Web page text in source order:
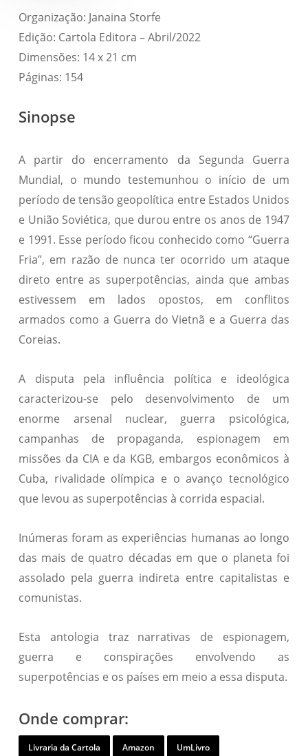
Organização: Janaina Storfe
Edição: Cartola Editora – Abril/2022
Dimensões: 14 x 21 cm
Páginas: 154
Sinopse
A partir do encerramento da Segunda Guerra
Mundial, o mundo testemunhou o início de um
período de tensão geopolítica entre Estados Unidos
e União Soviética, que durou entre os anos de 1947
e 1991. Esse período ficou conhecido como “Guerra
Fria”, em razão de nunca ter ocorrido um ataque
direto entre as superpotências, ainda que ambas
estivessem em lados opostos, em conflitos
armados como a Guerra do Vietnã e a Guerra das
Coreias.
A disputa pela influência política e ideológica
caracterizou-se pelo desenvolvimento de um
enorme arsenal nuclear, guerra psicológica,
campanhas de propaganda, espionagem em
missões da CIA e da KGB, embargos econômicos à
Cuba, rivalidade olímpica e o avanço tecnológico
que levou as superpotências à corrida espacial.
Inúmeras foram as experiências humanas ao longo
das mais de quatro décadas em que o planeta foi
assolado pela guerra indireta entre capitalistas e
comunistas.
Esta antologia traz narrativas de espionagem,
guerra e conspirações envolvendo as
superpotências e os países em meio a essa disputa.
Onde comprar:
Livraria da Cartola Amazon UmLivro